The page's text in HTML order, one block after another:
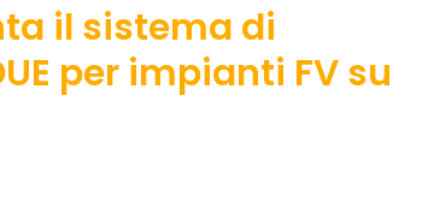
il sistema di
per impianti FV su